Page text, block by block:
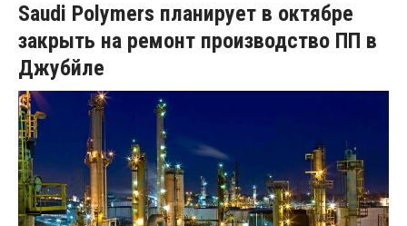
Saudi Polymers планирует в октябре
закрыть на ремонт производство ПП в
Джубйле